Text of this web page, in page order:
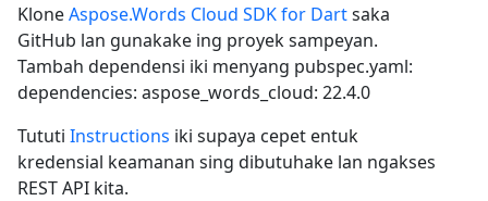
KloneAspose.Words Cloud SDK for Dartsaka
GitHub lan gunakake ing proyek sampeyan.
Tambah dependensi iki menyang pubspec.yaml:
dependencies: aspose_words_cloud: 22.4.0
Tututi Instructions iki supaya cepet entuk
kredensial keamanan sing dibutuhake lan ngakses
REST API kita.